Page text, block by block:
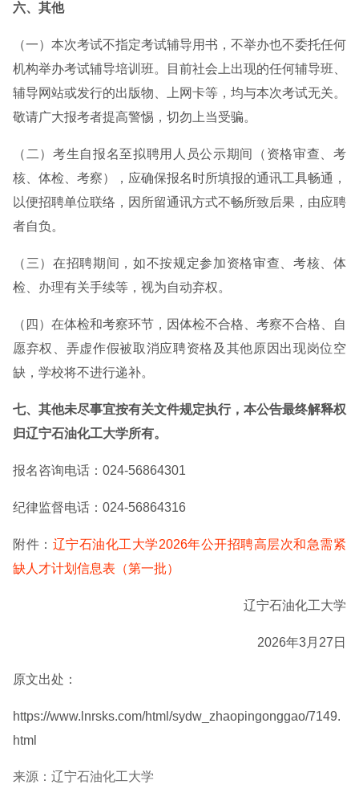
六、其他
（一）本次考试不指定考试辅导用书，不举办也不委托任何
机构举办考试辅导培训班。目前社会上出现的任何辅导班、
辅导网站或发行的出版物、上网卡等，均与本次考试无关。
敬请广大报考者提高警惕，切勿上当受骗。
（二）考生自报名至拟聘用人员公示期间（资格审查、考
核、体检、考察），应确保报名时所填报的通讯工具畅通，
以便招聘单位联络，因所留通讯方式不畅所致后果，由应聘
者自负。
（三）在招聘期间，如不按规定参加资格审查、考核、体
检、办理有关手续等，视为自动弃权。
（四）在体检和考察环节，因体检不合格、考察不合格、自
愿弃权、弄虚作假被取消应聘资格及其他原因出现岗位空
缺，学校将不进行递补。
七、其他未尽事宜按有关文件规定执行，本公告最终解释权
归辽宁石油化工大学所有。
报名咨询电话：024-56864301
纪律监督电话：024-56864316
附件： 辽宁石油化工大学2026年公开招聘高层次和急需紧
缺人才计划信息表（第一批）
辽宁石油化工大学
2026年3月27日
原文出处：
https://www.lnrsks.com/html/sydw_zhaopingonggao/7149.
html
来源：辽宁石油化工大学